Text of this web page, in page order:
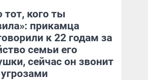
Яна Шаламова
тот, кого ты
прикамца
к 22 годам за
семьи его
сейчас он звонит